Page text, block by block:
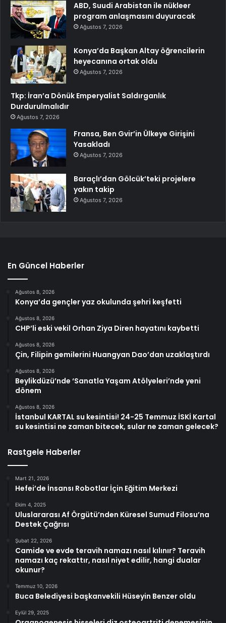
ABD, Suudi Arabistan ile nükleer
program anlaşmasını duyuracak
Ağustos 7, 2026
Konya’da Başkan Altay öğrencilerin
heyecanına ortak oldu
Ağustos 7, 2026
Tkp: İran’a Dönük Emperyalist Saldırganlık
Durdurulmalıdır
Ağustos 7, 2026
Fransa, Ben Gvir’in Ülkeye Girişini
Yasakladı
Ağustos 7, 2026
Baraçlı’dan Gölcük’teki projelere
yakın takip
Ağustos 7, 2026
En Güncel Haberler
Ağustos 8, 2026
Konya’da gençler yaz okulunda şehri keşfetti
Ağustos 8, 2026
CHP’li eski vekil Orhan Ziya Diren hayatını kaybetti
Ağustos 8, 2026
Çin, Filipin gemilerini Huangyan Dao’dan uzaklaştırdı
Ağustos 8, 2026
Beylikdüzü’nde ‘Sanatla Yaşam Atölyeleri’nde yeni
dönem
Ağustos 8, 2026
İstanbul KARTAL su kesintisi! 24-25 Temmuz İSKİ Kartal
su kesintisi ne zaman bitecek, sular ne zaman gelecek?
Rastgele Haberler
Mart 21, 2026
Hefei’de İnsansı Robotlar İçin Eğitim Merkezi
Ekim 4, 2025
Uluslararası Af Örgütü’nden Küresel Sumud Filosu’na
Destek Çağrısı
Şubat 22, 2026
Camide ve evde teravih namazı nasıl kılınır? Teravih
namazı kaç rekattır, nasıl niyet edilir, hangi dualar
okunur?
Temmuz 10, 2026
Buca Belediyesi başkanvekili Hüseyin Benzer oldu
Eylül 29, 2025